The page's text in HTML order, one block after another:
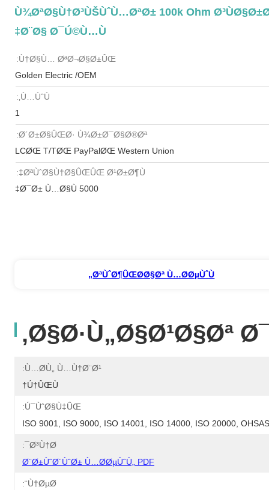
Ù¾ØªØ§Ù†Ø³ÙŠÙˆÙ…ØªØ± 100k Ohm
Ø¨Ø§ Ø¯Ú©Ù…Ù‡
Ù†Ø§Ù… ØªØ¬Ø§Ø±ÛŒ:
Golden Electric /OEM
Ù…ÙˆÙ‚:
1
Ø´Ø±Ø§ÛŒØ· Ù¾Ø±Ø¯Ø§Ø®Øª:
LCØŒ T/TØŒ PayPalØŒ Western Union
ØªÙˆØ§Ù†Ø§ÛŒÛŒ Ø¹Ø±Ø¶Ù‡:
5000 Ø¯Ø± Ù…Ø§Ù‡
ØªÙˆØ¶ÛŒØ­Ø§Øª Ù…Ø­ØµÙˆÙ„
Ø§Ø·Ù„Ø§Ø¹Ø§Øª
Ù…Ø­Ù„ Ù…Ù†Ø¨Ø¹:
Ú†ÛŒÙ†
Ú¯ÙˆØ§Ù‡ÛŒ:
ISO 9001, ISO 9000, ISO 14001, ISO 14000, ISO 20000,
Ø³Ù†Ø¯:
Ø¨Ø±ÙˆØ´ÙˆØ± Ù…Ø­ØµÙˆÙ„ PDF
Ù†ØµØ¨: